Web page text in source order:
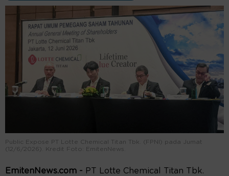
Public Expose PT Lotte Chemical Titan Tbk. (FPNI) pada Jumat
(12/6/2026). Kredit Foto: EmitenNews.
EmitenNews.com - PT Lotte Chemical Titan Tbk.